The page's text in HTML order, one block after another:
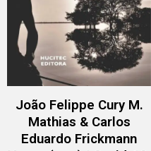
João Felippe Cury M.
Mathias & Carlos
Eduardo Frickmann